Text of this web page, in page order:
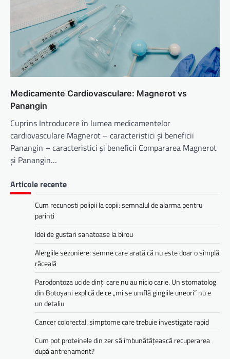
Medicamente Cardiovasculare: Magnerot vs
Panangin
Cuprins Introducere în lumea medicamentelor
cardiovasculare Magnerot – caracteristici și beneficii
Panangin – caracteristici și beneficii Compararea Magnerot
și Panangin…
Articole recente
Cum recunosti polipii la copii: semnalul de alarma pentru
parinti
Idei de gustari sanatoase la birou
Alergiile sezoniere: semne care arată că nu este doar o simplă
răceală
Parodontoza ucide dinți care nu au nicio carie. Un stomatolog
din Botoșani explică de ce „mi se umflă gingiile uneori” nu e
un detaliu
Cancer colorectal: simptome care trebuie investigate rapid
Cum pot proteinele din zer să îmbunătățească recuperarea
după antrenament?